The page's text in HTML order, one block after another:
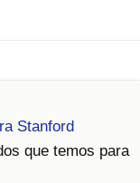
Stanford
que temos para